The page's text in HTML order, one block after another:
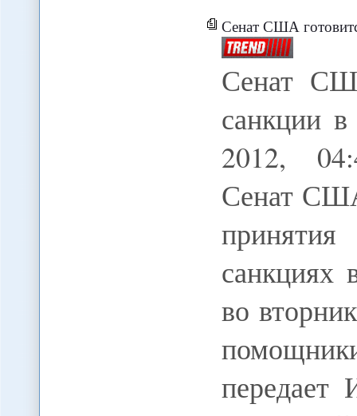
Сенат США
Сенат
санкции
2012,
Сенат
во
передает